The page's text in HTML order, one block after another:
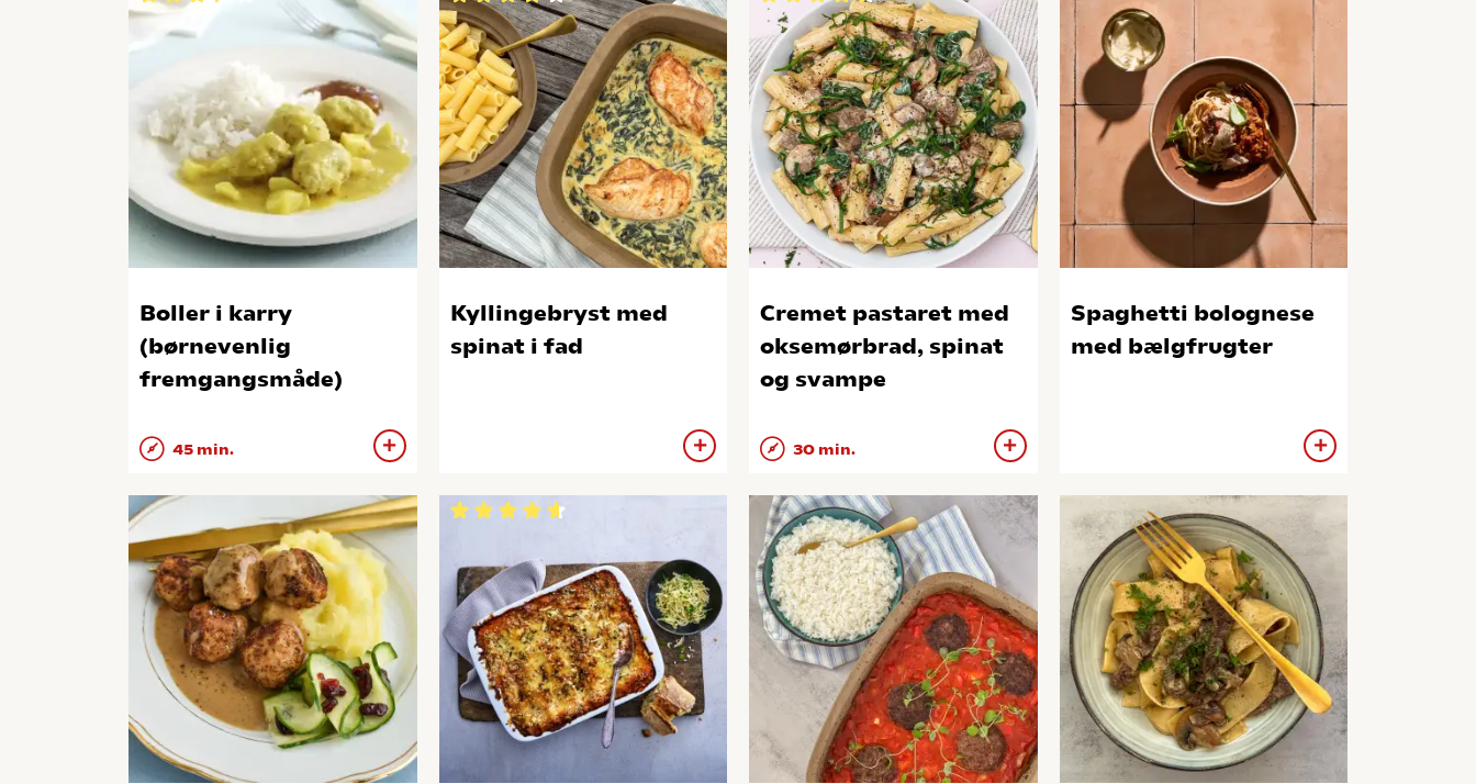
Boller i karry
(børnevenlig
fremgangsmåde)
45 min.
Kyllingebryst med
spinat i fad
Cremet pastaret med
oksemørbrad, spinat
og svampe
30 min.
Spaghetti bolognese
med bælgfrugter